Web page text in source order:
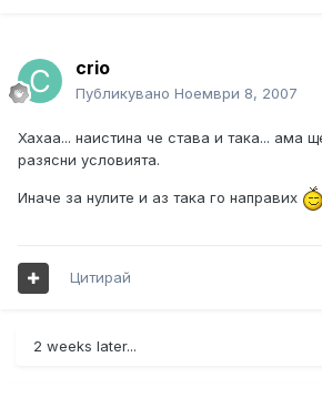
crio
Публикувано Ноември 8, 2007
Хахаа... наистина че става и така... ама
разясни условията.
Иначе за нулите и аз така го направих
Цитирай
2 weeks later...